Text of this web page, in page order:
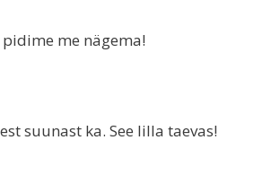
me nägema!
suunast ka. See lilla taevas!